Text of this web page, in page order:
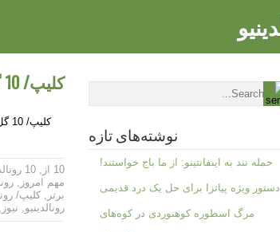
کلیپ/ 10 گل برتر و زیبا از رونالدینیو
10 از , 10 رونالدینیو
مهم امروز ,
برتر , کلیپ/
رونالدینیو, نیوز ,
نوشته‌های تازه
حمله تند به اینفانتینو: از ما باج خواستند!
دستور ویژه پیاتزا برای حل یک درد قدیمی
مرگ اسطوره کوهنوردی در کوه‌های